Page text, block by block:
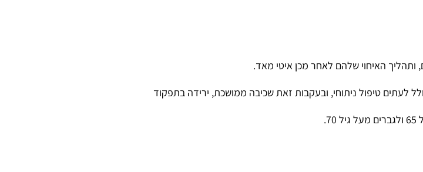
האיחוי שלהם לאחר מכן איטי מאד.
לעתים טיפול ניתוחי, ובעקבות זאת שכיבה ממושכת, ירידה בתפקוד